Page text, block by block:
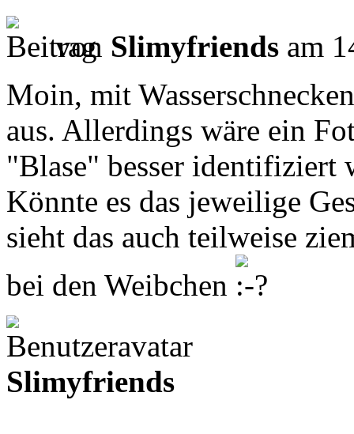
von Slimyfriends am
Moin, mit
aus. Allerdings wäre ein
"Blase" besser identifiziert
Könnte es das jeweilige
sieht das auch teilweise
bei den Weibchen
Slimyfriends